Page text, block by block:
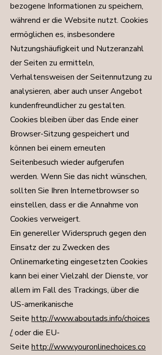
bezogene Informationen zu speichern,
während er die Website nutzt. Cookies
ermöglichen es, insbesondere
Nutzungshäufigkeit und Nutzeranzahl
der Seiten zu ermitteln,
Verhaltensweisen der Seitennutzung zu
analysieren, aber auch unser Angebot
kundenfreundlicher zu gestalten.
Cookies bleiben über das Ende einer
Browser-Sitzung gespeichert und
können bei einem erneuten
Seitenbesuch wieder aufgerufen
werden. Wenn Sie das nicht wünschen,
sollten Sie Ihren Internetbrowser so
einstellen, dass er die Annahme von
Cookies verweigert.
Ein genereller Widerspruch gegen den
Einsatz der zu Zwecken des
Onlinemarketing eingesetzten Cookies
kann bei einer Vielzahl der Dienste, vor
allem im Fall des Trackings, über die
US-amerikanische
Seite http://www.aboutads.info/choices
/oder die EU-
Seite http://www.youronlinechoices.co